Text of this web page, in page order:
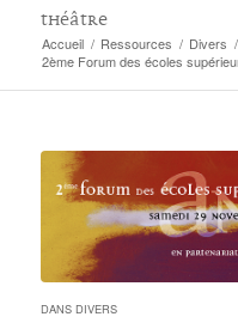
théâtre
Accueil / Ressources / Divers /
2ème Forum des écoles
DANS DIVERS